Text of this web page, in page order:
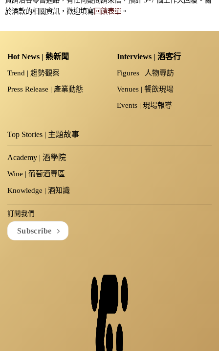
於酒款的相關資訊，歡迎填寫 回饋表單 。
Hot News | 熱新聞
Trend | 趨勢觀察
Press Release | 產業動態
Interviews | 酒客行
Figures | 人物專訪
Venues | 餐飲現場
Events | 現場報導
Top Stories | 主題故事
Academy | 酒學院
Wine | 葡萄酒專區
Knowledge | 酒知識
訂閱我們
Subscribe